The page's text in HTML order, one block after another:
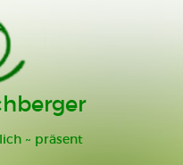
~ präsent